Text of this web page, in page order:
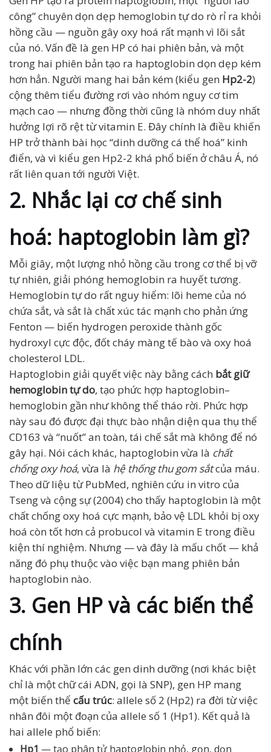
công” chuyên dọn dẹp hemoglobin tự do rò rỉ ra khỏi
hồng cầu — nguồn gây oxy hoá rất mạnh vì lõi sắt
của nó. Vấn đề là gen HP có hai phiên bản, và một
trong hai phiên bản tạo ra haptoglobin dọn dẹp kém
hơn hẳn. Người mang hai bản kém (kiểu gen Hp2-2)
cộng thêm tiểu đường rơi vào nhóm nguy cơ tim
mạch cao — nhưng đồng thời cũng là nhóm duy nhất
hưởng lợi rõ rệt từ vitamin E. Đây chính là điều khiến
HP trở thành bài học “dinh dưỡng cá thể hoá” kinh
điển, và vì kiểu gen Hp2-2 khá phổ biến ở châu Á, nó
rất liên quan tới người Việt.
2. Nhắc lại cơ chế sinh
hoá: haptoglobin làm gì?
Mỗi giây, một lượng nhỏ hồng cầu trong cơ thể bị vỡ
tự nhiên, giải phóng hemoglobin ra huyết tương.
Hemoglobin tự do rất nguy hiểm: lõi heme của nó
chứa sắt, và sắt là chất xúc tác mạnh cho phản ứng
Fenton — biến hydrogen peroxide thành gốc
hydroxyl cực độc, đốt cháy màng tế bào và oxy hoá
cholesterol LDL.
Haptoglobin giải quyết việc này bằng cách bắt giữ
hemoglobin tự do, tạo phức hợp haptoglobin–
hemoglobin gần như không thể tháo rời. Phức hợp
này sau đó được đại thực bào nhận diện qua thụ thể
CD163 và “nuốt” an toàn, tái chế sắt mà không để nó
gây hại. Nói cách khác, haptoglobin vừa là chất
chống oxy hoá, vừa là hệ thống thu gom sắtcủa máu.
Theo dữ liệu từ PubMed, nghiên cứu in vitro của
Tseng và cộng sự (2004) cho thấy haptoglobin là một
chất chống oxy hoá cực mạnh, bảo vệ LDL khỏi bị oxy
hoá còn tốt hơn cả probucol và vitamin E trong điều
kiện thí nghiệm. Nhưng — và đây là mấu chốt — khả
năng đó phụ thuộc vào việc bạn mang phiên bản
haptoglobin nào.
3. Gen HP và các biến thể
chính
Khác với phần lớn các gen dinh dưỡng (nơi khác biệt
chỉ là một chữ cái ADN, gọi là SNP), gen HP mang
một biến thể cấu trúc: allele số 2 (Hp2) ra đời từ việc
nhân đôi một đoạn của allele số 1 (Hp1). Kết quả là
hai allele phổ biến:
Hp1 — tạo phân tử haptoglobin nhỏ, gọn, dọn